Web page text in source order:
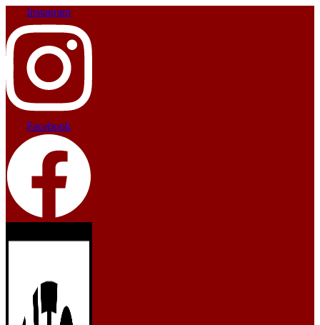
Instagram
Facebook